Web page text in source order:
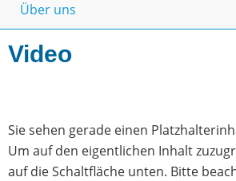
Über uns
Video
Sie sehen gerade einen
Um auf den eigentlichen Inhalt
auf die Schaltfläche unten. Bitte